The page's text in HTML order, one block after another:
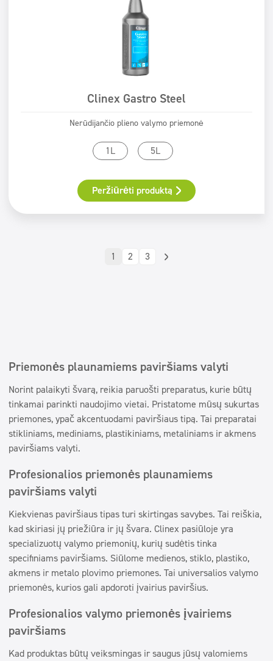
Clinex Gastro Steel
Nerūdijančio plieno valymo priemonė
1L 5L
Peržiūrėti produktą
1 2 3
Priemonės plaunamiems paviršiams valyti
Norint palaikyti švarą, reikia paruošti preparatus, kurie būtų
tinkamai parinkti naudojimo vietai. Pristatome mūsų sukurtas
priemones, ypač akcentuodami paviršiaus tipą. Tai preparatai
stikliniams, mediniams, plastikiniams, metaliniams ir akmens
paviršiams valyti.
Profesionalios priemonės plaunamiems
paviršiams valyti
Kiekvienas paviršiaus tipas turi skirtingas savybes. Tai reiškia,
kad skiriasi jų priežiūra ir jų švara. Clinex pasiūloje yra
specializuotų valymo priemonių, kurių sudėtis tinka
specifiniams paviršiams. Siūlome medienos, stiklo, plastiko,
akmens ir metalo plovimo priemones. Tai universalios valymo
priemonės, kurios gali apdoroti įvairius paviršius.
Profesionalios valymo priemonės įvairiems
paviršiams
Kad produktas būtų veiksmingas ir saugus jūsų valomiems